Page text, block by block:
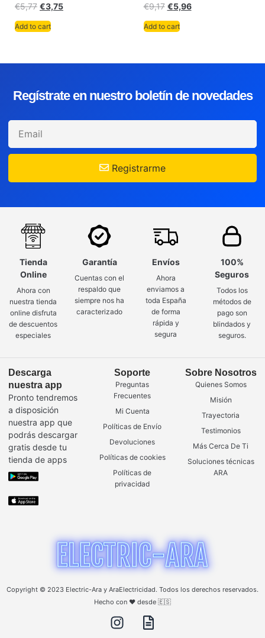
€5,77 €3,75
Add to cart
€9,17 €5,96
Add to cart
Regístrate en nuestro boletín de novedades
Registrarme
Tienda
Online
Ahora con
nuestra tienda
online disfruta
de descuentos
especiales
Garantía
Cuentas con el
respaldo que
siempre nos ha
caracterizado
Envíos
Ahora
enviamos a
toda España
de forma
rápida y
segura
100%
Seguros
Todos los
métodos de
pago son
blindados y
seguros.
Descarga
nuestra app
Pronto tendremos
a disposición
nuestra app que
podrás descargar
gratis desde tu
tienda de apps
Soporte
Preguntas
Frecuentes
Mi Cuenta
Políticas de Envío
Devoluciones
Políticas de cookies
Políticas de
privacidad
Sobre Nosotros
Quienes Somos
Misión
Trayectoria
Testimonios
Más Cerca De Ti
Soluciones técnicas
ARA
Copyright © 2023 Electric-Ara y AraElectricidad. Todos los derechos reservados.
Hecho con ❤️ desde 🇪🇸